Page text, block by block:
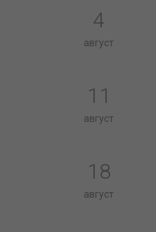
4
август
11
август
18
август